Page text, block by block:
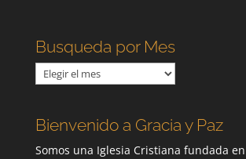
Busqueda por Mes
Busqueda
por
Bienvenido a Gracia y Paz
Somos una Iglesia Cristiana fundada